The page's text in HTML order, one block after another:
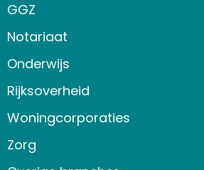
GGZ
Notariaat
Onderwijs
Rijksoverheid
Woningcorporaties
Zorg